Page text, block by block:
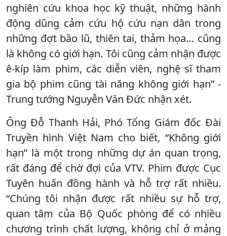
nghiên cứu khoa học kỹ thuật, những hành
động dũng cảm cứu hộ cứu nạn dân trong
những đợt bão lũ, thiên tai, thảm họa… cũng
là không có giới hạn. Tôi cũng cảm nhận được
ê-kíp làm phim, các diễn viên, nghệ sĩ tham
gia bộ phim cũng tài năng không giới hạn” -
Trung tướng Nguyễn Văn Đức nhận xét.
Ông Đỗ Thanh Hải, Phó Tổng Giám đốc Đài
Truyền hình Việt Nam cho biết, “Không giới
hạn” là một trong những dự án quan trọng,
rất đáng để chờ đợi của VTV. Phim được Cục
Tuyên huấn đồng hành và hỗ trợ rất nhiều.
“Chúng tôi nhận được rất nhiều sự hỗ trợ,
quan tâm của Bộ Quốc phòng để có nhiều
chương trình chất lượng, không chỉ ở mảng